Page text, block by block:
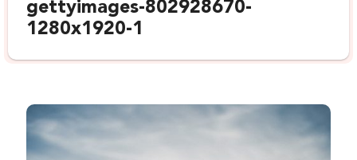
gettyimages-802928670-
1280x1920-1